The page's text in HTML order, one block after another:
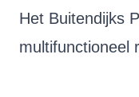
Het Buitendijks
multifunctioneel